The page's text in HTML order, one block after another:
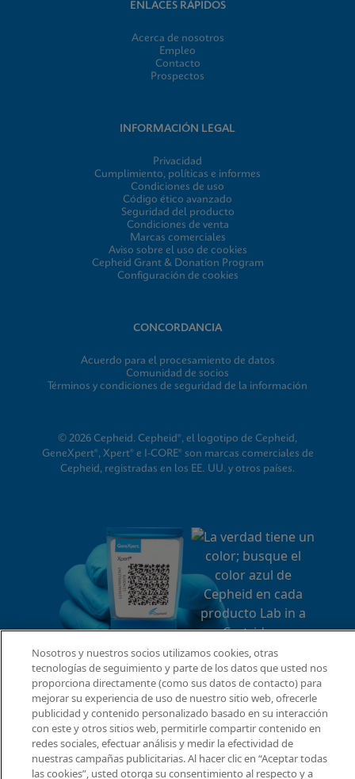
Xpert Xpress CoV-2/Flu/RSV plus SDS CE-IVD
ENLACES RÁPIDOS
Acerca de nosotros
Empleo
Contacto
Prospectos
INFORMACIÓN LEGAL
Privacidad
Cumplimiento, políticas e informes
Condiciones de uso
Código ético avanzado
Seguridad del producto
Condiciones de venta
Marcas comerciales
Aviso sobre el uso de cookies
Cepheid Grant & Donation Program
Configuración de cookies
CONCORDANCIA
Acuerdo para el procesamiento de datos
Comunidad de socios
Términos y condiciones de seguridad de la información
© 2026 Cepheid. Cepheid®, el logotipo de Cepheid,
GeneXpert®, Xpert® e I-CORE® son marcas comerciales de
Cepheid, registradas en los EE. UU. y otros países.
Nosotros y nuestros socios utilizamos cookies, otras
tecnologías de seguimiento y parte de los datos que usted nos
proporciona directamente (como sus datos de contacto) para
mejorar su experiencia de uso de nuestro sitio web, ofrecerle
publicidad y contenido personalizado basado en su interacción
con este y otros sitios web, permitirle compartir contenido en
redes sociales, efectuar análisis y medir la efectividad de
nuestras campañas publicitarias. Al hacer clic en “Aceptar todas
las cookies”, usted otorga su consentimiento al respecto y a